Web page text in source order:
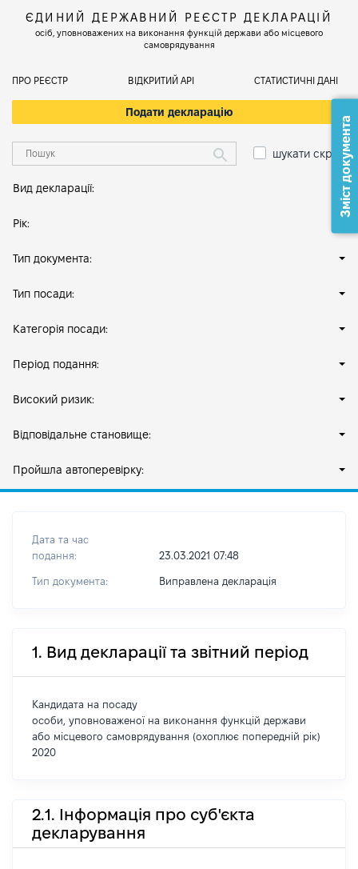
ЄДИНИЙ ДЕРЖАВНИЙ РЕЄСТР ДЕКЛАРАЦІЙ
осіб, уповноважених на виконання функцій держави або місцевого
самоврядування
ПРО РЕЄСТР ВІДКРИТИЙ АРІ СТАТИСТИЧНІ ДАНІ
Подати декларацію
шукати скрізь
Вид декларації:
Рік:
Тип документа:
Тип посади:
Категорія посади:
Період подання:
Високий ризик:
Відповідальне становище:
Пройшла автоперевірку:
Дата та час
подання:
23.03.2021 07:48
Тип документа: Виправлена декларація
1. Вид декларації та звітний період
Кандидата на посаду
особи, уповноваженої на виконання функцій держави
або місцевого самоврядування (охоплює попередній рік)
2020
2.1. Інформація про суб'єкта
декларування
Зміст документа